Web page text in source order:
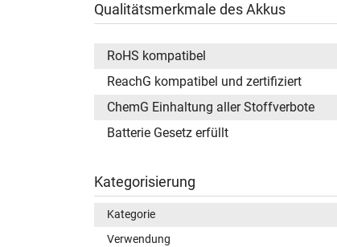
Qualitätsmerkmale des Akkus
RoHS kompatibel
ReachG kompatibel und zertifiziert
ChemG Einhaltung aller Stoffverbote
Batterie Gesetz erfüllt
Kategorisierung
Kategorie
Verwendung